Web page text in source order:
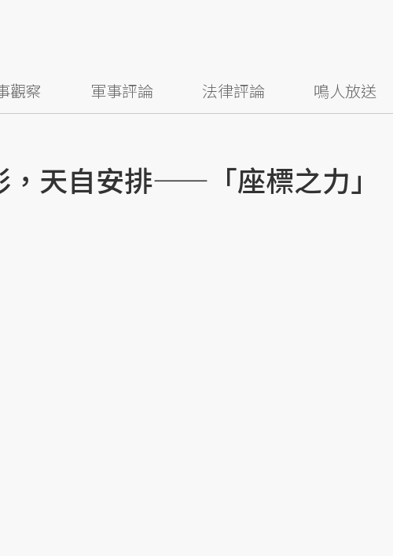
觀察 軍事評論 法律評論 鳴人放送
，天自安排——「座標之力」